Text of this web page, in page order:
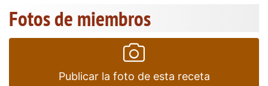
Fotos de miembros
Publicar la foto de esta receta